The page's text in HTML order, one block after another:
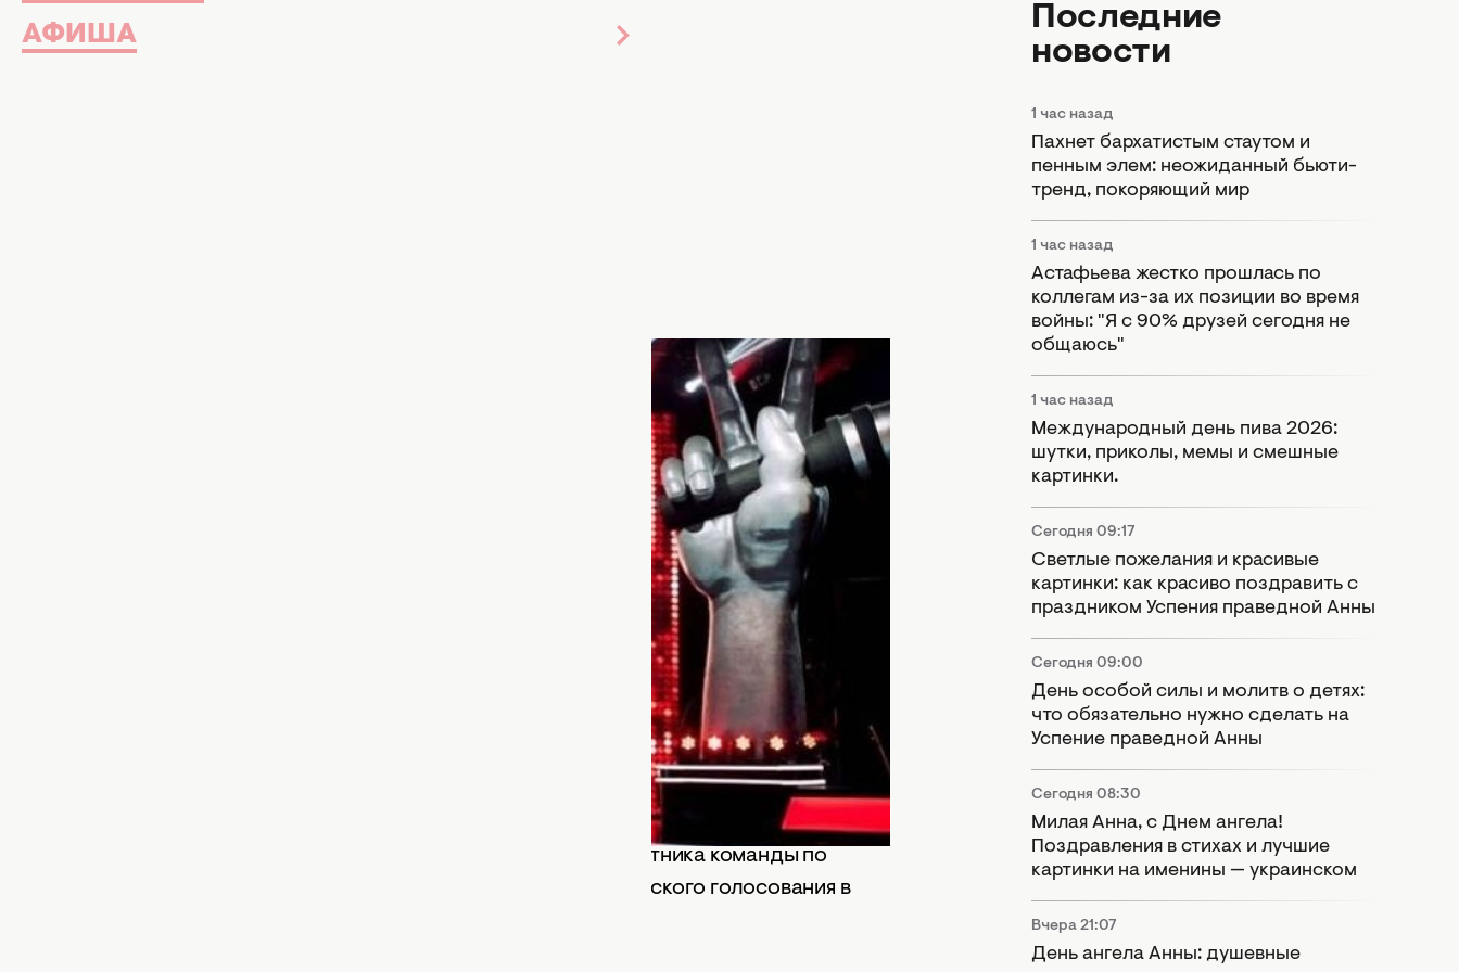
АФИША
В проекте "Голос. Діти-5" назвали имя победителя. 7 недель вся страна с
нетерпением ждала вечер воскресения, чтобы включить телевизор, и
услышать завораживающее пение фантастических детей. Проект Голос.
Дети создан для того, чтобы никакие возрастные рамки не смогли
затормозить творческое развитие самых талантливых маленьких людей с
огромным будущим. Узнай имя победителя прямо сейчас!
Напомним, что незадолго до финала на сайте ХОЧУ проходило
голосование
. Наконец-то вся страна выбрала
своего победителя в финале "Голос. Дети" 5 сезон, достойного носить
гордое название лучшего детского голоса Украины. В эфир вышел
финальный 7 выпуск "Голос. Дети" 5 сезон от 07.07.2019 года.
Напомним, что у каждого из тренеров осталось по два участника-
. Голосование за
участников проходило в два этапа: сначала оба участника команды по
очереди исполняли свои песни, затем путем зрительского голосования в
Последние
новости
1 час назад
Пахнет бархатистым стаутом и
пенным элем: неожиданный бьюти-
тренд, покоряющий мир
1 час назад
Астафьева жестко прошлась по
коллегам из-за их позиции во время
войны: "Я с 90% друзей сегодня не
общаюсь"
1 час назад
Международный день пива 2026:
шутки, приколы, мемы и смешные
картинки.
Сегодня 09:17
Светлые пожелания и красивые
картинки: как красиво поздравить с
праздником Успения праведной Анны
Сегодня 09:00
День особой силы и молитв о детях:
что обязательно нужно сделать на
Успение праведной Анны
Сегодня 08:30
Милая Анна, с Днем ангела!
Поздравления в стихах и лучшие
картинки на именины — украинском
Вчера 21:07
День ангела Анны: душевные